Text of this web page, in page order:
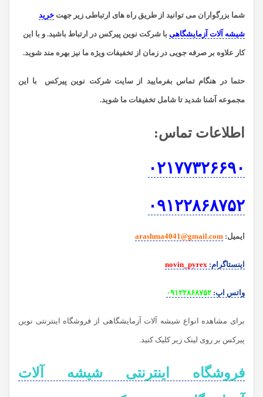
شما بزرگواران می توانید از طریق راه های ارتباطی زیر جهت خرید
شیشه آلات آزمایشگاهی با شرکت نوین پیرکس در ارتباط باشید. و با این
کار علاوه بر صرفه جویی در زمان از تخفیفات ویژه ما نیز بهره مند شوید.
حتما در هنگام تماس بفرمایید از سایت شرکت نوین پیرکس با این
مجموعه آشنا شدید تا شامل تخفیفات ما شوید.
اطلاعات تماس:
۰۲۱۷۷۳۲۶۶۹۰
۰۹۱۲۲۸۶۸۷۵۲
ایمیل:
arashma4041@gmail.com
اینستاگرام:
novin_pyrex
واتس اپ: ۰۹۱۲۲۸۶۸۷۵۲
برای مشاهده انواع شیشه آلات آزمایشگاهی از فروشگاه اینترنتی نوین
پیرکس بر روی لینک زیر کلیک کنید.
فروشگاه اینترنتی شیشه آلات